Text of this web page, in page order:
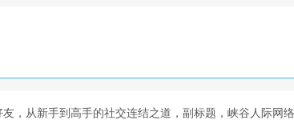
，从新手到高手的社交连结之道，副标题，峡谷人际网